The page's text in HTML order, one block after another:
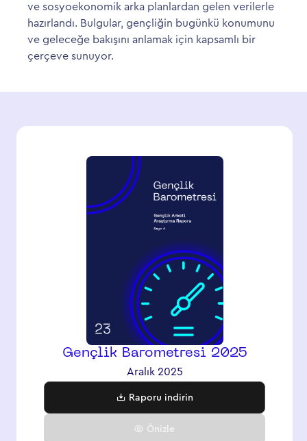
ve sosyoekonomik arka planlardan gelen verilerle
hazırlandı. Bulgular, gençliğin bugünkü konumunu
ve geleceğe bakışını anlamak için kapsamlı bir
çerçeve sunuyor.
Gençlik Barometresi 2025
Aralık 2025
Raporu indirin
Önizle